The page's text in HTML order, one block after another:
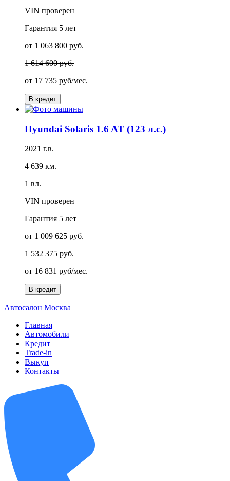
VIN проверен
Гарантия 5 лет
от 1 063 800 руб.
1 614 600 руб.
от 17 735 руб/мес.
В кредит
Hyundai Solaris 1.6 AT (123 л.с.)
2021 г.в.
4 639 км.
1 вл.
VIN проверен
Гарантия 5 лет
от 1 009 625 руб.
1 532 375 руб.
от 16 831 руб/мес.
В кредит
Автосалон Москва
Главная
Автомобили
Кредит
Trade-in
Выкуп
Контакты